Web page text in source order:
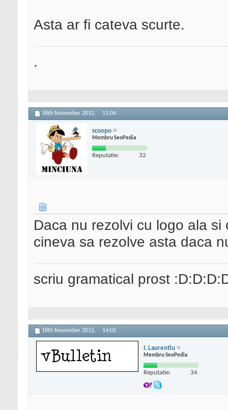
Asta ar fi cateva scurte.
.
18th November 2012, 11:04
scoopo
Membru SeoPedia
Reputatie: 32
Daca nu rezolvi cu logo ala
cineva sa rezolve asta daca
scriu gramatical prost
18th November 2012, 14:02
I. Laurentiu
Membru SeoPedia
Reputatie: 34